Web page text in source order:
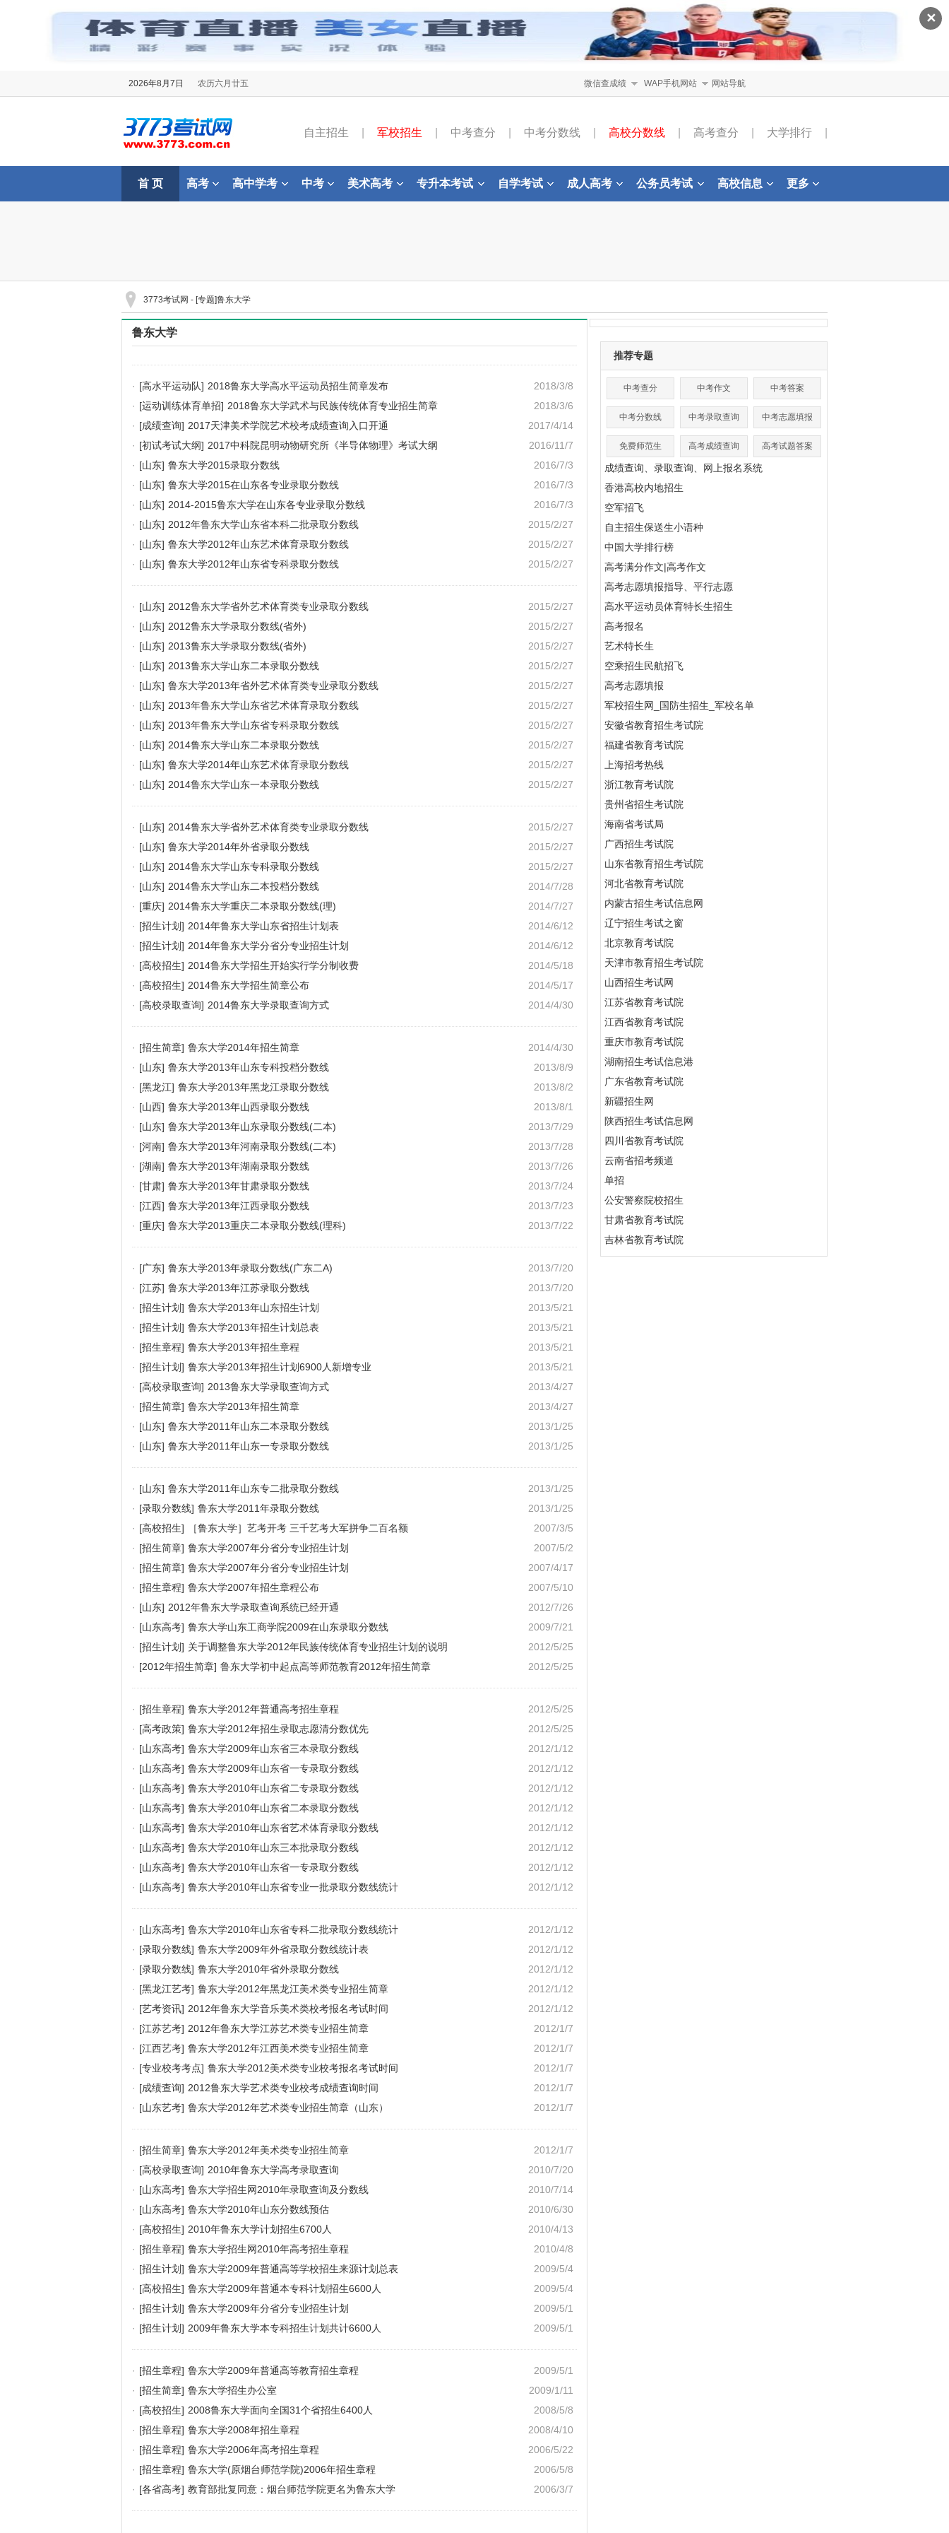
✕
2026年8月7日 农历六月廿五 微信查成绩 WAP手机网站 网站导航
自主招生 军校招生 中考查分 中考分数线 高校分数线 高考查分 大学排行
首 页 高考 高中学考 中考 美术高考 专升本考试 自学考试 成人高考 公务员考试 高校信息 更多
3773考试网 - [专题]鲁东大学
鲁东大学
2018/3/8
· [高水平运动队] 2018鲁东大学高水平运动员招生简章发布
2018/3/6
· [运动训练体育单招] 2018鲁东大学武术与民族传统体育专业招生简章
2017/4/14
· [成绩查询] 2017天津美术学院艺术校考成绩查询入口开通
2016/11/7
· [初试考试大纲] 2017中科院昆明动物研究所《半导体物理》考试大纲
2016/7/3
· [山东] 鲁东大学2015录取分数线
2016/7/3
· [山东] 鲁东大学2015在山东各专业录取分数线
2016/7/3
· [山东] 2014-2015鲁东大学在山东各专业录取分数线
2015/2/27
· [山东] 2012年鲁东大学山东省本科二批录取分数线
2015/2/27
· [山东] 鲁东大学2012年山东艺术体育录取分数线
2015/2/27
· [山东] 鲁东大学2012年山东省专科录取分数线
2015/2/27
· [山东] 2012鲁东大学省外艺术体育类专业录取分数线
2015/2/27
· [山东] 2012鲁东大学录取分数线(省外)
2015/2/27
· [山东] 2013鲁东大学录取分数线(省外)
2015/2/27
· [山东] 2013鲁东大学山东二本录取分数线
2015/2/27
· [山东] 鲁东大学2013年省外艺术体育类专业录取分数线
2015/2/27
· [山东] 2013年鲁东大学山东省艺术体育录取分数线
2015/2/27
· [山东] 2013年鲁东大学山东省专科录取分数线
2015/2/27
· [山东] 2014鲁东大学山东二本录取分数线
2015/2/27
· [山东] 鲁东大学2014年山东艺术体育录取分数线
2015/2/27
· [山东] 2014鲁东大学山东一本录取分数线
2015/2/27
· [山东] 2014鲁东大学省外艺术体育类专业录取分数线
2015/2/27
· [山东] 鲁东大学2014年外省录取分数线
2015/2/27
· [山东] 2014鲁东大学山东专科录取分数线
2014/7/28
· [山东] 2014鲁东大学山东二本投档分数线
2014/7/27
· [重庆] 2014鲁东大学重庆二本录取分数线(理)
2014/6/12
· [招生计划] 2014年鲁东大学山东省招生计划表
2014/6/12
· [招生计划] 2014年鲁东大学分省分专业招生计划
2014/5/18
· [高校招生] 2014鲁东大学招生开始实行学分制收费
2014/5/17
· [高校招生] 2014鲁东大学招生简章公布
2014/4/30
· [高校录取查询] 2014鲁东大学录取查询方式
2014/4/30
· [招生简章] 鲁东大学2014年招生简章
2013/8/9
· [山东] 鲁东大学2013年山东专科投档分数线
2013/8/2
· [黑龙江] 鲁东大学2013年黑龙江录取分数线
2013/8/1
· [山西] 鲁东大学2013年山西录取分数线
2013/7/29
· [山东] 鲁东大学2013年山东录取分数线(二本)
2013/7/28
· [河南] 鲁东大学2013年河南录取分数线(二本)
2013/7/26
· [湖南] 鲁东大学2013年湖南录取分数线
2013/7/24
· [甘肃] 鲁东大学2013年甘肃录取分数线
2013/7/23
· [江西] 鲁东大学2013年江西录取分数线
2013/7/22
· [重庆] 鲁东大学2013重庆二本录取分数线(理科)
2013/7/20
· [广东] 鲁东大学2013年录取分数线(广东二A)
2013/7/20
· [江苏] 鲁东大学2013年江苏录取分数线
2013/5/21
· [招生计划] 鲁东大学2013年山东招生计划
2013/5/21
· [招生计划] 鲁东大学2013年招生计划总表
2013/5/21
· [招生章程] 鲁东大学2013年招生章程
2013/5/21
· [招生计划] 鲁东大学2013年招生计划6900人新增专业
2013/4/27
· [高校录取查询] 2013鲁东大学录取查询方式
2013/4/27
· [招生简章] 鲁东大学2013年招生简章
2013/1/25
· [山东] 鲁东大学2011年山东二本录取分数线
2013/1/25
· [山东] 鲁东大学2011年山东一专录取分数线
2013/1/25
· [山东] 鲁东大学2011年山东专二批录取分数线
2013/1/25
· [录取分数线] 鲁东大学2011年录取分数线
2007/3/5
· [高校招生]
［鲁东大学］艺考开考 三千艺考大军拼争二百名额
2007/5/2
· [招生简章] 鲁东大学2007年分省分专业招生计划
2007/4/17
· [招生简章] 鲁东大学2007年分省分专业招生计划
2007/5/10
· [招生章程] 鲁东大学2007年招生章程公布
2012/7/26
· [山东] 2012年鲁东大学录取查询系统已经开通
2009/7/21
· [山东高考] 鲁东大学山东工商学院2009在山东录取分数线
2012/5/25
· [招生计划] 关于调整鲁东大学2012年民族传统体育专业招生计划的说明
2012/5/25
· [2012年招生简章] 鲁东大学初中起点高等师范教育2012年招生简章
2012/5/25
· [招生章程] 鲁东大学2012年普通高考招生章程
2012/5/25
· [高考政策] 鲁东大学2012年招生录取志愿清分数优先
2012/1/12
· [山东高考] 鲁东大学2009年山东省三本录取分数线
2012/1/12
· [山东高考] 鲁东大学2009年山东省一专录取分数线
2012/1/12
· [山东高考] 鲁东大学2010年山东省二专录取分数线
2012/1/12
· [山东高考] 鲁东大学2010年山东省二本录取分数线
2012/1/12
· [山东高考] 鲁东大学2010年山东省艺术体育录取分数线
2012/1/12
· [山东高考] 鲁东大学2010年山东三本批录取分数线
2012/1/12
· [山东高考] 鲁东大学2010年山东省一专录取分数线
2012/1/12
· [山东高考] 鲁东大学2010年山东省专业一批录取分数线统计
2012/1/12
· [山东高考] 鲁东大学2010年山东省专科二批录取分数线统计
2012/1/12
· [录取分数线] 鲁东大学2009年外省录取分数线统计表
2012/1/12
· [录取分数线] 鲁东大学2010年省外录取分数线
2012/1/12
· [黑龙江艺考] 鲁东大学2012年黑龙江美术类专业招生简章
2012/1/12
· [艺考资讯] 2012年鲁东大学音乐美术类校考报名考试时间
2012/1/7
· [江苏艺考] 2012年鲁东大学江苏艺术类专业招生简章
2012/1/7
· [江西艺考] 鲁东大学2012年江西美术类专业招生简章
2012/1/7
· [专业校考考点] 鲁东大学2012美术类专业校考报名考试时间
2012/1/7
· [成绩查询] 2012鲁东大学艺术类专业校考成绩查询时间
2012/1/7
· [山东艺考] 鲁东大学2012年艺术类专业招生简章（山东）
2012/1/7
· [招生简章] 鲁东大学2012年美术类专业招生简章
2010/7/20
· [高校录取查询] 2010年鲁东大学高考录取查询
2010/7/14
· [山东高考] 鲁东大学招生网2010年录取查询及分数线
2010/6/30
· [山东高考] 鲁东大学2010年山东分数线预估
2010/4/13
· [高校招生] 2010年鲁东大学计划招生6700人
2010/4/8
· [招生章程] 鲁东大学招生网2010年高考招生章程
2009/5/4
· [招生计划] 鲁东大学2009年普通高等学校招生来源计划总表
2009/5/4
· [高校招生] 鲁东大学2009年普通本专科计划招生6600人
2009/5/1
· [招生计划] 鲁东大学2009年分省分专业招生计划
2009/5/1
· [招生计划] 2009年鲁东大学本专科招生计划共计6600人
2009/5/1
· [招生章程] 鲁东大学2009年普通高等教育招生章程
2009/1/11
· [招生简章] 鲁东大学招生办公室
2008/5/8
· [高校招生] 2008鲁东大学面向全国31个省招生6400人
2008/4/10
· [招生章程] 鲁东大学2008年招生章程
2006/5/22
· [招生章程] 鲁东大学2006年高考招生章程
2006/5/8
· [招生章程] 鲁东大学(原烟台师范学院)2006年招生章程
2006/3/7
· [各省高考] 教育部批复同意：烟台师范学院更名为鲁东大学
推荐专题
中考查分 中考作文 中考答案
中考分数线 中考录取查询 中考志愿填报
免费师范生 高考成绩查询 高考试题答案
成绩查询、录取查询、网上报名系统
香港高校内地招生
空军招飞
自主招生保送生小语种
中国大学排行榜
高考满分作文|高考作文
高考志愿填报指导、平行志愿
高水平运动员体育特长生招生
高考报名
艺术特长生
空乘招生民航招飞
高考志愿填报
军校招生网_国防生招生_军校名单
安徽省教育招生考试院
福建省教育考试院
上海招考热线
浙江教育考试院
贵州省招生考试院
海南省考试局
广西招生考试院
山东省教育招生考试院
河北省教育考试院
内蒙古招生考试信息网
辽宁招生考试之窗
北京教育考试院
天津市教育招生考试院
山西招生考试网
江苏省教育考试院
江西省教育考试院
重庆市教育考试院
湖南招生考试信息港
广东省教育考试院
新疆招生网
陕西招生考试信息网
四川省教育考试院
云南省招考频道
单招
公安警察院校招生
甘肃省教育考试院
吉林省教育考试院